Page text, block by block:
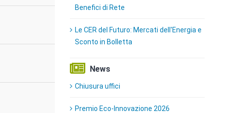
Benefici di Rete
Le CER del Futuro: Mercati dell'Energia e
Sconto in Bolletta
News
Chiusura uffici
Premio Eco-Innovazione 2026